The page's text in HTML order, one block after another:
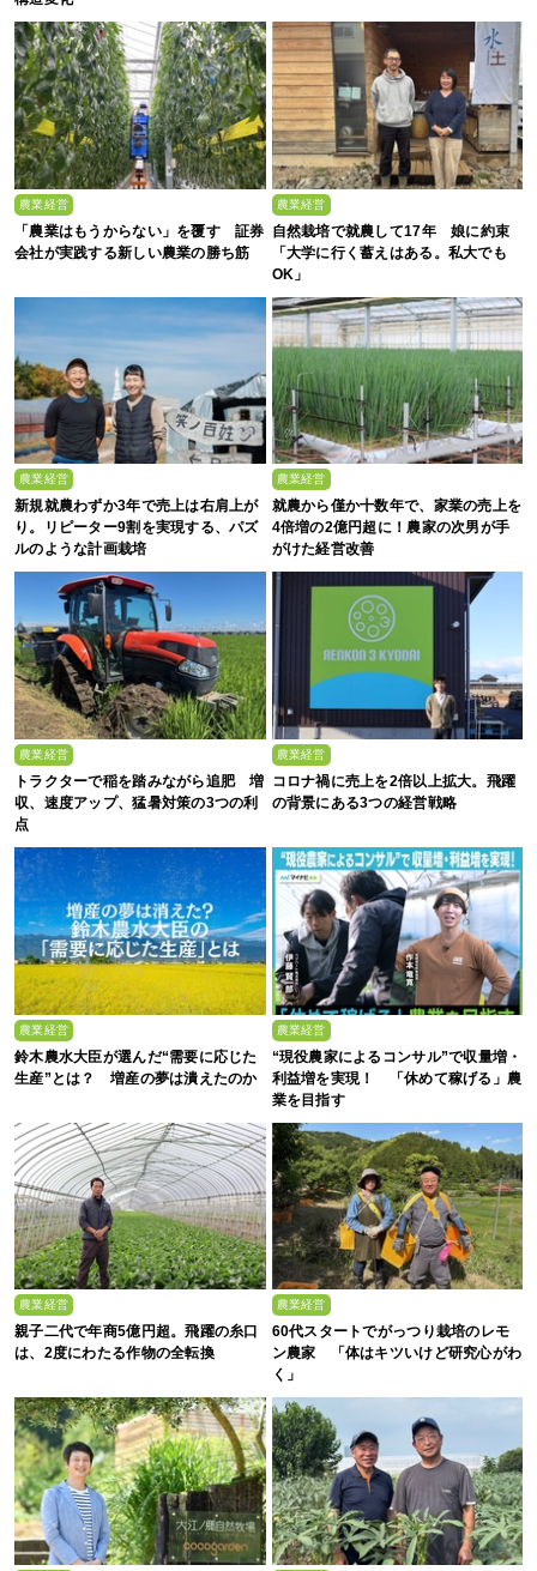
農業経営
「農業はもうからない」を覆す 証券
会社が実践する新しい農業の勝ち筋
農業経営
自然栽培で就農して17年 娘に約束
「大学に行く蓄えはある。私大でも
OK」
農業経営
新規就農わずか3年で売上は右肩上が
り。リピーター9割を実現する、パズ
ルのような計画栽培
農業経営
就農から僅か十数年で、家業の売上を
4倍増の2億円超に！農家の次男が手
がけた経営改善
農業経営
トラクターで稲を踏みながら追肥 増
収、速度アップ、猛暑対策の3つの利
点
農業経営
コロナ禍に売上を2倍以上拡大。飛躍
の背景にある3つの経営戦略
農業経営
鈴木農水大臣が選んだ“需要に応じた
生産”とは？ 増産の夢は潰えたのか
農業経営
“現役農家によるコンサル”で収量増・
利益増を実現！ 「休めて稼げる」農
業を目指す
農業経営
親子二代で年商5億円超。飛躍の糸口
は、2度にわたる作物の全転換
農業経営
60代スタートでがっつり栽培のレモ
ン農家 「体はキツいけど研究心がわ
く」